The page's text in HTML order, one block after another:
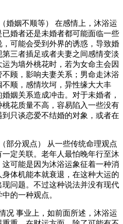
婚姻不顺等） 在感情上，沐浴运
婚者还是未婚者都可能面临一些
可能会受到外界的诱惑，导致婚
三者插足或者夫妻之间感情变淡
为墙外桃花时，若为女命主会因
顾，影响夫妻关系；男命走沐浴
顺，感情坎坷，异性缘大大丰
姻关系造成冲击。对于未婚者，
花质量不高，容易陷入一些没有
只谈恋爱不结婚的对象，或者在
部分观点） 从一些传统命理观点
定关联。老年人最怕晚年行至沐
可能是因为沐浴运象征着一种消
体机能本就衰退，在这种大运的
问题。不过这种说法并没有现代
的一种观点。
况 事业上，如前面所述，沐浴运